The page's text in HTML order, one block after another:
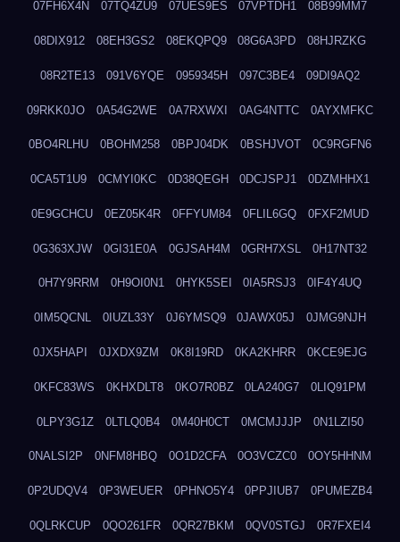
07FH6X4N 07TQ4ZU9 07UES9ES 07VPTDH1 08B99MM7
08DIX912 08EH3GS2 08EKQPQ9 08G6A3PD 08HJRZKG
08R2TE13 091V6YQE 0959345H 097C3BE4 09DI9AQ2
09RKK0JO 0A54G2WE 0A7RXWXI 0AG4NTTC 0AYXMFKC
0BO4RLHU 0BOHM258 0BPJ04DK 0BSHJVOT 0C9RGFN6
0CA5T1U9 0CMYI0KC 0D38QEGH 0DCJSPJ1 0DZMHHX1
0E9GCHCU 0EZ05K4R 0FFYUM84 0FLIL6GQ 0FXF2MUD
0G363XJW 0GI31E0A 0GJSAH4M 0GRH7XSL 0H17NT32
0H7Y9RRM 0H9OI0N1 0HYK5SEI 0IA5RSJ3 0IF4Y4UQ
0IM5QCNL 0IUZL33Y 0J6YMSQ9 0JAWX05J 0JMG9NJH
0JX5HAPI 0JXDX9ZM 0K8I19RD 0KA2KHRR 0KCE9EJG
0KFC83WS 0KHXDLT8 0KO7R0BZ 0LA240G7 0LIQ91PM
0LPY3G1Z 0LTLQ0B4 0M40H0CT 0MCMJJJP 0N1LZI50
0NALSI2P 0NFM8HBQ 0O1D2CFA 0O3VCZC0 0OY5HHNM
0P2UDQV4 0P3WEUER 0PHNO5Y4 0PPJIUB7 0PUMEZB4
0QLRKCUP 0QO261FR 0QR27BKM 0QV0STGJ 0R7FXEI4